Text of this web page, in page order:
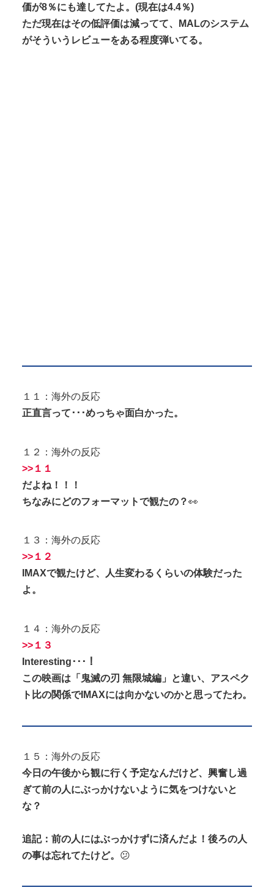
価が8％にも達してたよ。(現在は4.4％)
ただ現在はその低評価は減ってて、MALのシステム
がそういうレビューをある程度弾いてる。
１１：海外の反応
正直言って･･･めっちゃ面白かった。
１２：海外の反応
>>１１
だよね！！！
ちなみにどのフォーマットで観たの？👀
１３：海外の反応
>>１２
IMAXで観たけど、人生変わるくらいの体験だった
よ。
１４：海外の反応
>>１３
Interesting･･･！
この映画は「鬼滅の刃 無限城編」と違い、アスペク
ト比の関係でIMAXには向かないのかと思ってたわ。
１５：海外の反応
今日の午後から観に行く予定なんだけど、興奮し過
ぎて前の人にぶっかけないように気をつけないと
な？
追記：前の人にはぶっかけずに済んだよ！後ろの人
の事は忘れてたけど。 😕